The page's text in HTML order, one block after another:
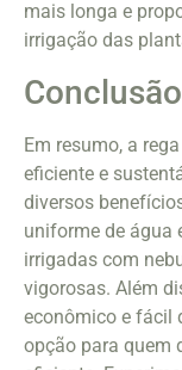
mais longa e
irrigação das
Conclusão
Em resumo, a
eficiente e
diversos
uniforme de água
irrigadas com
vigorosas. Além
econômico e fácil
opção para quem